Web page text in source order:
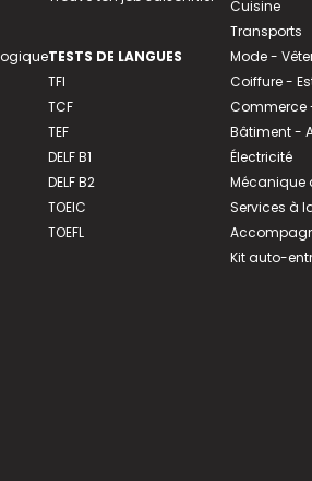
TESTS DE LANGUES
TFI
TCF
TEF
DELF B1
DELF B2
TOEIC
TOEFL
Cuisine
Transports
Mode -
Coiffure -
Commerce
Bâtiment -
Électricité
Mécanique
Services à
Kit auto-